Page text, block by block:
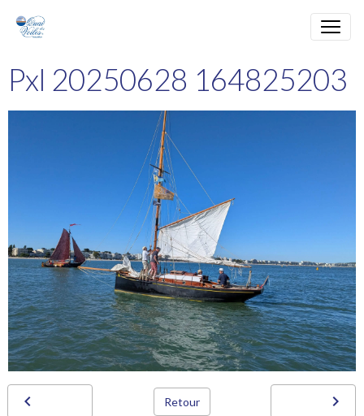
Pxl 20250628 164825203
Retour